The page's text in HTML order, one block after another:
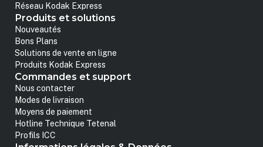
Réseau Kodak Express
Produits et solutions
Nouveautés
Bons Plans
Solutions de vente en ligne
Produits Kodak Express
Commandes et support
Nous contacter
Modes de livraison
Moyens de paiement
Hotline Technique Tetenal
Profils ICC